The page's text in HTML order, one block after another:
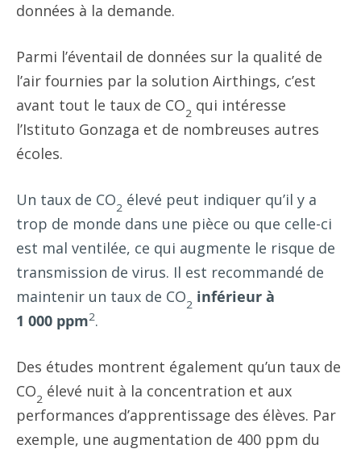
données à la demande.
Parmi l’éventail de données sur la qualité de
l’air fournies par la solution Airthings, c’est
avant tout le taux de CO2 qui intéresse
l’Istituto Gonzaga et de nombreuses autres
écoles.
Un taux de CO2 élevé peut indiquer qu’il y a
trop de monde dans une pièce ou que celle-ci
est mal ventilée, ce qui augmente le risque de
transmission de virus. Il est recommandé de
maintenir un taux de CO2 inférieur à
1 000 ppm2.
Des études montrent également qu’un taux de
CO2 élevé nuit à la concentration et aux
performances d’apprentissage des élèves. Par
exemple, une augmentation de 400 ppm du